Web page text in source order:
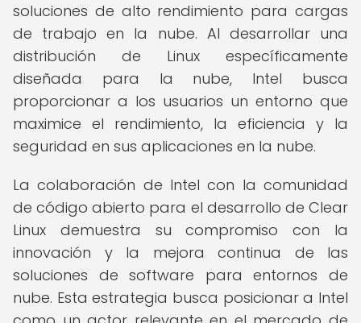
soluciones de alto rendimiento para cargas
de trabajo en la nube. Al desarrollar una
distribución de Linux específicamente
diseñada para la nube, Intel busca
proporcionar a los usuarios un entorno que
maximice el rendimiento, la eficiencia y la
seguridad en sus aplicaciones en la nube.
La colaboración de Intel con la comunidad
de código abierto para el desarrollo de Clear
Linux demuestra su compromiso con la
innovación y la mejora continua de las
soluciones de software para entornos de
nube. Esta estrategia busca posicionar a Intel